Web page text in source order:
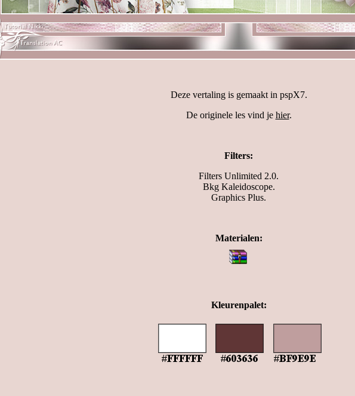
Deze vertaling is gemaakt in pspX7.
De originele les vind je hier.
Filters:
Filters Unlimited 2.0.
Bkg Kaleidoscope.
Graphics Plus.
Materialen:
Kleurenpalet: